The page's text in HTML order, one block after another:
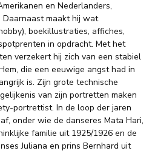
en Nederlanders,
maakt hij wat
boekillustraties, affiches,
in opdracht. Met het
verzekert hij zich van een stabiel
die een eeuwige angst had in
is. Zijn grote technische
van zijn portretten maken
portrettist. In de loop der jaren
onder wie de danseres Mata Hari,
familie uit 1925/1926 en de
Juliana en prins Bernhard uit